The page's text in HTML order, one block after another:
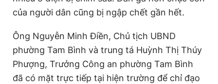
của người dân cũng bị ngập chết gần hết.
Ông Nguyễn Minh Điền, Chủ tịch UBND
phường Tam Bình và trung tá Huỳnh Thị Thúy
Phượng, Trưởng Công an phường Tam Bình
đã có mặt trực tiếp tại hiện trường để chỉ đạo